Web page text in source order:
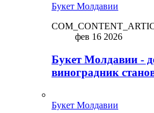
Букет Молдавии
фев 16 2026
Букет Молдавии -
виноградник
Букет Молдавии